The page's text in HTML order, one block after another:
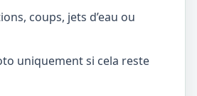
coups, jets d’eau ou
uniquement si cela reste